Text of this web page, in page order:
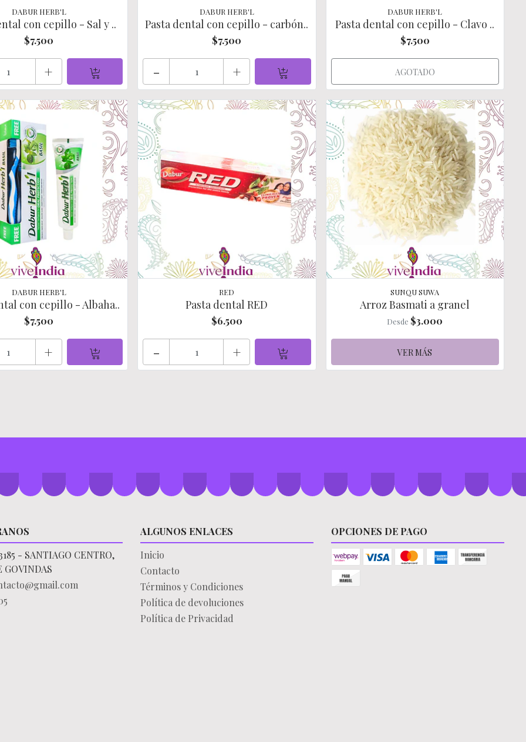
DABUR HERB'L
con cepillo - Sal y ..
$7.500
+
DABUR HERB'L
Pasta dental con cepillo - carbón..
$7.500
- +
DABUR HERB'L
Pasta dental con cepillo - Clavo ..
$7.500
AGOTADO
DABUR HERB'L
con cepillo - Albaha..
$7.500
+
RED
Pasta dental RED
$6.500
- +
SUNQU SUWA
Arroz Basmati a granel
Desde $3.000
VER MÁS
- SANTIAGO CENTRO,
GOVINDAS
ALGUNOS ENLACES
Inicio
Contacto
Términos y Condiciones
Política de devoluciones
Política de Privacidad
OPCIONES DE PAGO